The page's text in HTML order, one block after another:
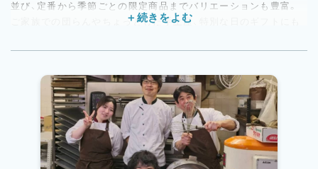
並び、定番から季節ごとの限定商品までバリエーションも豊富。
ご家族での団らんやちょっとした手土産、特別な日のギフトにも
現在は伊丹市内で2店舗を展開し、地域に根ざしたお菓子屋さんと
日々のくらしにそっと寄り添う、あたたかさあふれるパティスリ